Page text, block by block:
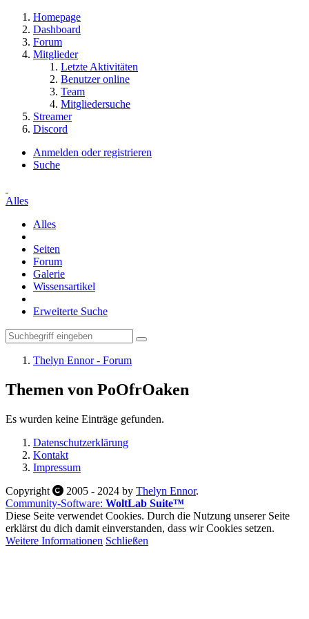
Homepage
Dashboard
Forum
Mitglieder
Letzte Aktivitäten
Benutzer online
Team
Mitgliedersuche
Streamer
Discord
Anmelden oder registrieren
Suche
Alles
Alles
Seiten
Forum
Galerie
Wissensartikel
Erweiterte Suche
Thelyn Ennor - Forum
Themen von PoOfrOaken
Es wurden keine Einträge gefunden.
Datenschutzerklärung
Kontakt
Impressum
Copyright
2005 - 2024 by Thelyn Ennor.
Community-Software: WoltLab Suite™
Diese Seite verwendet Cookies. Durch die Nutzung unserer Seite
erklärst du dich damit einverstanden, dass wir Cookies setzen.
Weitere Informationen Schließen